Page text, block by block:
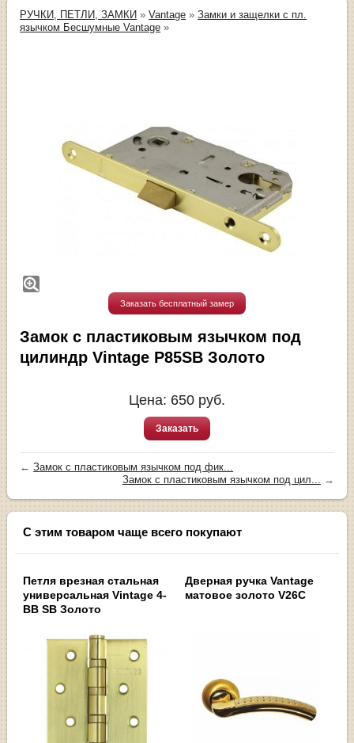
РУЧКИ, ПЕТЛИ, ЗАМКИ »Vantage »Замки и защелки с пл.
язычком Бесшумные Vantage »
Заказать бесплатный замер
Замок с пластиковым язычком под
цилиндр Vintage P85SB Золото
Цена: 650 руб.
Заказать
←Замок с пластиковым язычком под фик...
Замок с пластиковым язычком под цил...
→
С этим товаром чаще всего покупают
Петля врезная стальная
универсальная Vintage 4-
BB SB Золото
Дверная ручка Vantage
матовое золото V26C